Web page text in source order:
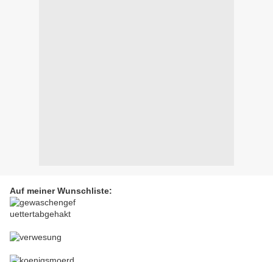
Auf meiner Wunschliste: